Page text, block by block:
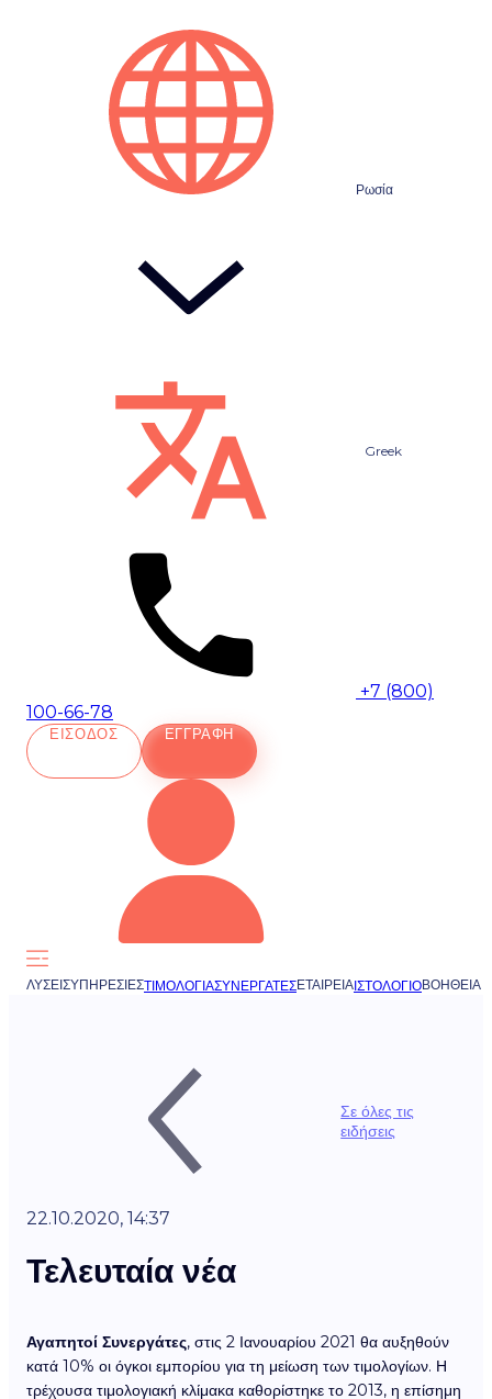
Ρωσία
Greek
+7 (800)
100-66-78
ΕΊΣΟΔΟΣ ΕΓΓΡΑΦΉ
ΛΎΣΕΙΣΥΠΗΡΕΣΊΕΣΤΙΜΟΛΌΓΙΑΣΥΝΕΡΓΆΤΕΣΕΤΑΙΡΕΊΑΙΣΤΟΛΌΓΙΟΒΟΉΘΕΙΑ
Σε όλες τις
ειδήσεις
22.10.2020, 14:37
Τελευταία νέα
Αγαπητοί Συνεργάτες, στις 2 Ιανουαρίου 2021 θα αυξηθούν
κατά 10% οι όγκοι εμπορίου για τη μείωση των τιμολογίων. Η
τρέχουσα τιμολογιακή κλίμακα καθορίστηκε το 2013, η επίσημη